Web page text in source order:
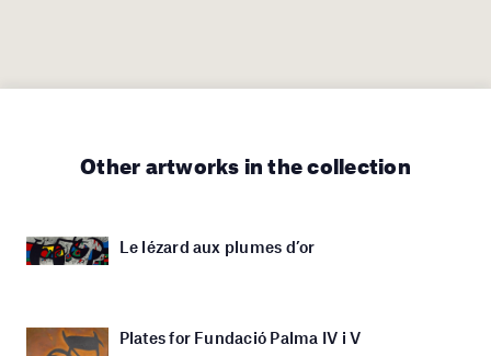
Other artworks in the collection
Le lézard aux plumes d’or
Plates for Fundació Palma IV i V